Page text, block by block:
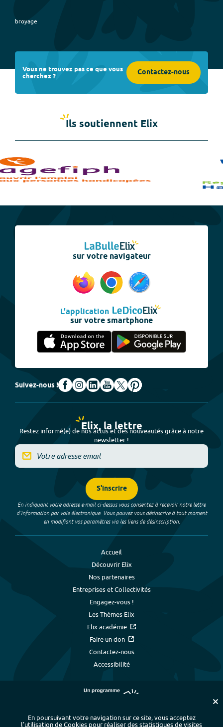
broyage
Vous ne trouvez pas ce que vous
cherchez ? Contactez-nous
Ils soutiennent Elix
sur votre navigateur
L'application
sur votre smartphone
Suivez-nous !
Elix, la lettre
Restez informé(e) de nos actus et des nouveautés grâce à notre
newsletter !
S'inscrire
En indiquant votre adresse e-mail ci-dessus vous consentez à recevoir notre lettre
d’information par voie électronique. Vous pouvez vous désinscrire à tout moment
en modifiant vos paramètres via les liens de désinscription.
Accueil
Découvrir Elix
Nos partenaires
Entreprises et Collectivités
Engagez-vous !
Les Thèmes Elix
Elix académie
Faire un don
Contactez-nous
Accessibilité
En poursuivant votre navigation sur ce site, vous acceptez
l’utilisation de Cookies pour réaliser des statistiques de visites